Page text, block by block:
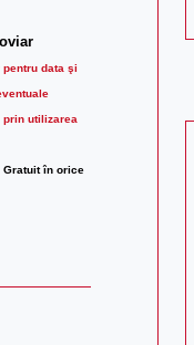
data şi
utilizarea
Gratuit în orice